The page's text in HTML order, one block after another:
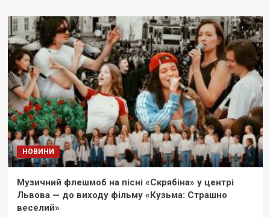
НОВИНИ
Музичний флешмоб на пісні «Скрябіна» у центрі
Львова — до виходу фільму «Кузьма: Страшно
веселий»